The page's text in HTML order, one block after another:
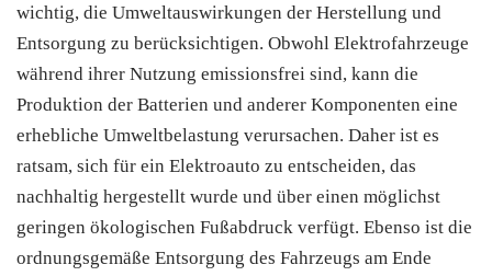
wichtig, die Umweltauswirkungen der Herstellung und
Entsorgung zu berücksichtigen. Obwohl Elektrofahrzeuge
während ihrer Nutzung emissionsfrei sind, kann die
Produktion der Batterien und anderer Komponenten eine
erhebliche Umweltbelastung verursachen. Daher ist es
ratsam, sich für ein Elektroauto zu entscheiden, das
nachhaltig hergestellt wurde und über einen möglichst
geringen ökologischen Fußabdruck verfügt. Ebenso ist die
ordnungsgemäße Entsorgung des Fahrzeugs am Ende